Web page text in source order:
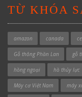
TỪ KHÓA
amazon canada
Gỗ thông Phần Lan gỗ
hồng ngoại hồ thủy lực
Máy cơ Việt Nam máy